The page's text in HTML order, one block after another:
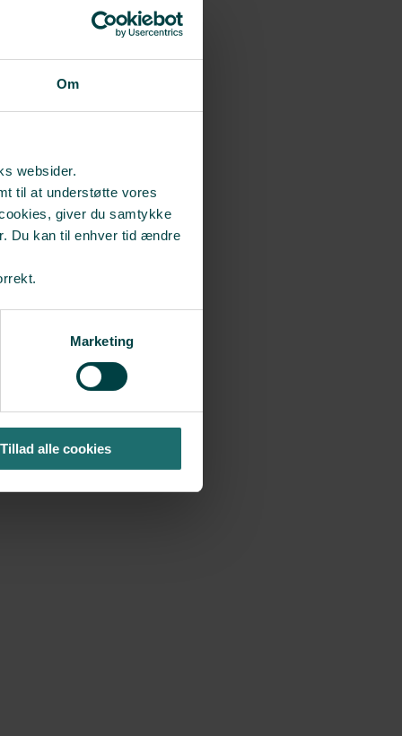
Om
websider.
til at understøtte vores
giver du samtykke
Du kan til enhver tid ændre
Marketing
Tillad alle cookies